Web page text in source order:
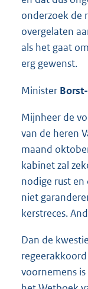
onderzoek de
overgelaten
als het gaat
erg gewenst.
Minister
Mijnheer de
van de heren
maand
kabinet zal
nodige rust
niet
kerstreces.
Dan de
voornemens